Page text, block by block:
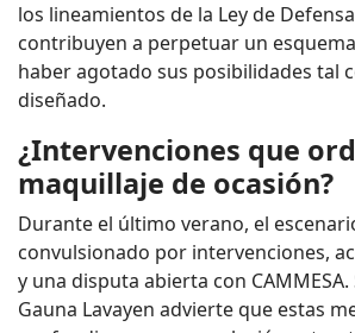
los lineamientos de la Ley de
contribuyen a perpetuar un
haber agotado sus posibilidades tal
diseñado.
¿Intervenciones que
maquillaje de ocasión?
Durante el último verano, el
convulsionado por intervenciones,
y una disputa abierta con
Gauna Lavayen advierte que estas